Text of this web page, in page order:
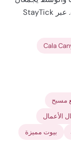
الحياة الليلية؛ أما فينالس فأهدأ وأنسب للعائلات. عبر StayTick
Cala
مسبح
الأعمال
بيوت مميزة